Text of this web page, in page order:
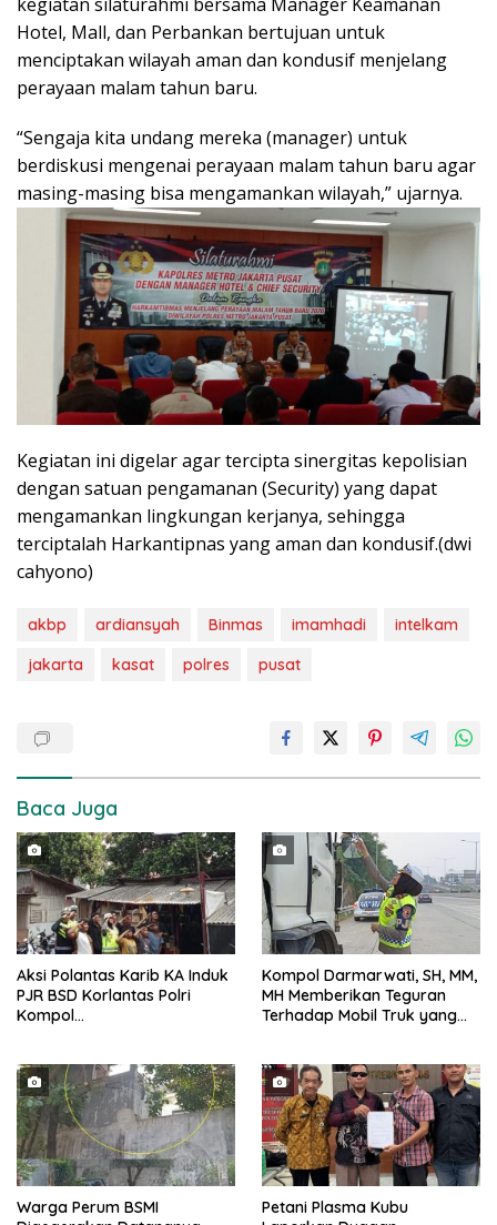
Hotel, Mall, dan Perbankan bertujuan untuk
menciptakan wilayah aman dan kondusif menjelang
perayaan malam tahun baru.
“Sengaja kita undang mereka (manager) untuk
berdiskusi mengenai perayaan malam tahun baru agar
masing-masing bisa mengamankan wilayah,” ujarnya.
Kegiatan ini digelar agar tercipta sinergitas kepolisian
dengan satuan pengamanan (Security) yang dapat
mengamankan lingkungan kerjanya, sehingga
terciptalah Harkantipnas yang aman dan kondusif.(dwi
cahyono)
akbp ardiansyah Binmas imamhadi
intelkam
jakarta
kasat polres pusat
Baca Juga
Aksi Polantas Karib KA Induk
PJR BSD Korlantas Polri
Kompol
Membagikan Bendera Merah
Putih Berserta Tiangnya
Kompol Darmarwati, SH, MM,
MH Memberikan Teguran
Terhadap Mobil Truk yang
Warga Perum BSMI
Petani Plasma Kubu